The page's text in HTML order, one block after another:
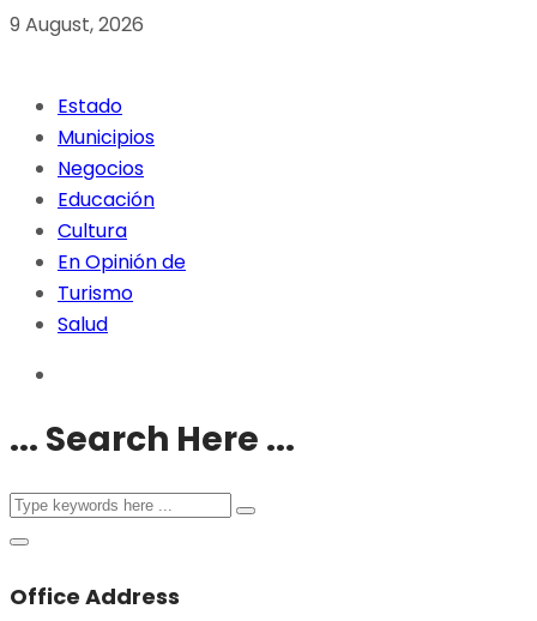
9 August, 2026
Estado
Municipios
Negocios
Educación
Cultura
En Opinión de
Turismo
Salud
... Search Here ...
Office Address